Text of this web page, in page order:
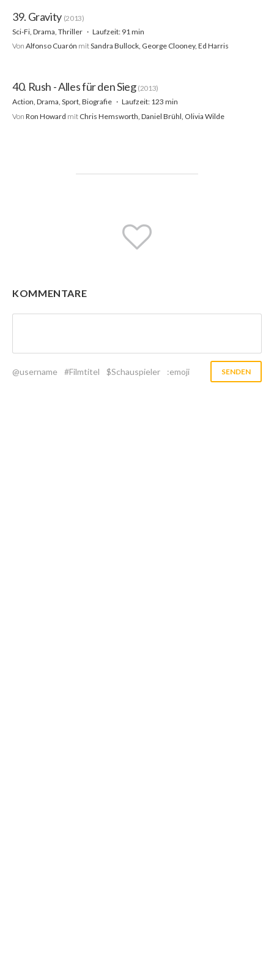
39. Gravity (2013)
Sci-Fi, Drama, Thriller
Laufzeit: 91 min
Von Alfonso Cuarón mitSandra Bullock, George Clooney, Ed Harris
40. Rush - Alles für den Sieg (2013)
Action, Drama, Sport, Biografie
Laufzeit: 123 min
Von Ron Howard mit Chris Hemsworth, Daniel Brühl, Olivia Wilde
KOMMENTARE
@username #Filmtitel $Schauspieler :emoji